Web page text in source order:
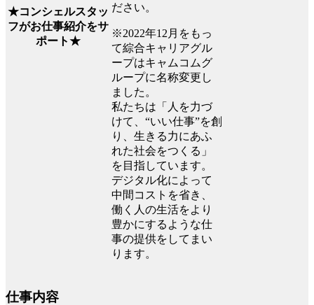
★コンシェルスタッ
フがお仕事紹介をサ
ポート★
ださい。
※2022年12月をもっ
て綜合キャリアグル
ープはキャムコムグ
ループに名称変更し
ました。
私たちは「人を力づ
けて、“いい仕事”を創
り、生きる力にあふ
れた社会をつくる」
を目指しています。
デジタル化によって
中間コストを省き、
働く人の生活をより
豊かにするような仕
事の提供をしてまい
ります。
仕事内容